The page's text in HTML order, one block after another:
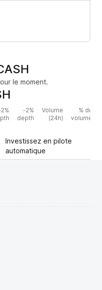
le moment.
-2%
depth
Volume
(24h)
% du
volume
Investissez en pilote
automatique